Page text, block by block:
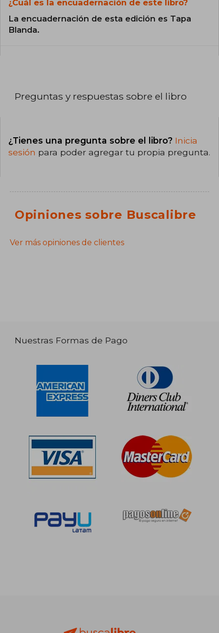
¿Cuál es la encuadernación de este libro?
La encuadernación de esta edición es Tapa
Blanda.
Preguntas y respuestas sobre el libro
¿Tienes una pregunta sobre el libro? Inicia
sesión para poder agregar tu propia pregunta.
Opiniones sobre Buscalibre
Ver más opiniones de clientes
Nuestras Formas de Pago